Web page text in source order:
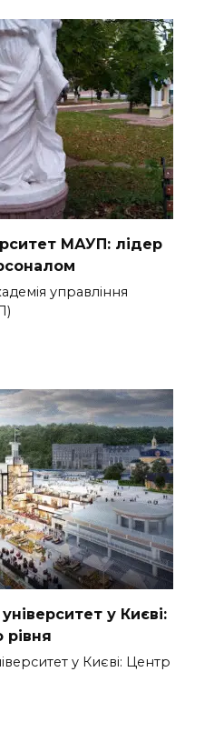
МАУП: лідер
управління
у Києві:
рівня
у Києві: Центр